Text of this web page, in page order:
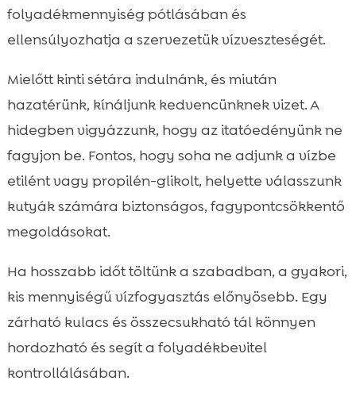
folyadékmennyiség pótlásában és
ellensúlyozhatja a szervezetük vízveszteségét.
Mielőtt kinti sétára indulnánk, és miután
hazatérünk, kínáljunk kedvencünknek vizet. A
hidegben vigyázzunk, hogy az itatóedényünk ne
fagyjon be. Fontos, hogy soha ne adjunk a vízbe
etilént vagy propilén-glikolt, helyette válasszunk
kutyák számára biztonságos, fagypontcsökkentő
megoldásokat.
Ha hosszabb időt töltünk a szabadban, a gyakori,
kis mennyiségű vízfogyasztás előnyösebb. Egy
zárható kulacs és összecsukható tál könnyen
hordozható és segít a folyadékbevitel
kontrollálásában.